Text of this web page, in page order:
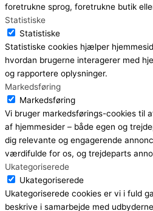
foretrukne sprog, foretrukne butik
Statistiske
Statistiske
Statistiske cookies hjælper
hvordan brugerne interagerer med
og rapportere oplysninger.
Markedsføring
Markedsføring
Vi bruger markedsførings-cookies til
af hjemmesider – både egen og
dig relevante og engagerende
værdifulde for os, og trejdeparts
Ukategoriserede
Ukategoriserede
Ukategoriserede cookies er vi i fuld
beskrive i samarbejde med